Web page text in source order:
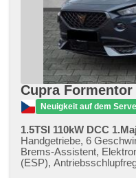
Cupra Formentor
Neuigkeit auf dem
1.5TSI 110kW DCC
Handgetriebe, 6
Brems-Assistent,
(ESP),